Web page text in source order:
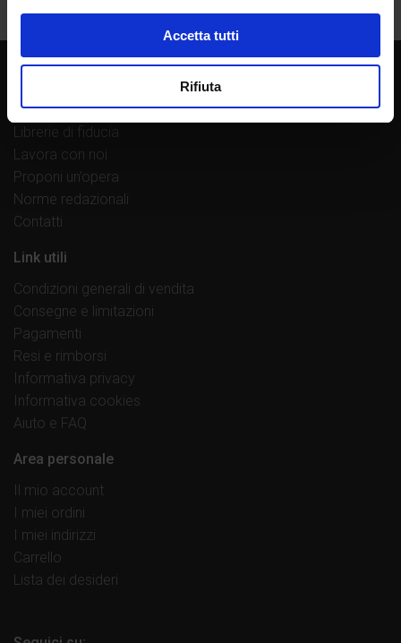
Accetta tutti
Rifiuta
La casa editrice
Librerie di fiducia
Lavora con noi
Proponi un’opera
Norme redazionali
Contatti
Link utili
Condizioni generali di vendita
Consegne e limitazioni
Pagamenti
Resi e rimborsi
Informativa privacy
Informativa cookies
Aiuto e FAQ
Area personale
Il mio account
I miei ordini
I miei indirizzi
Carrello
Lista dei desideri